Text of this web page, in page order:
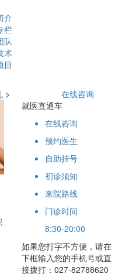
介
栏
队
术
目
> 在线咨询
就医直通车
在线咨询
预约医生
自助挂号
初诊须知
来院路线
门诊时间
8:30-20:00
如果您打字不方便，请在
下框输入您的手机号或直
接拨打：027-82788620